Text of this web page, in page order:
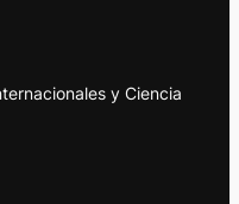
y Ciencia